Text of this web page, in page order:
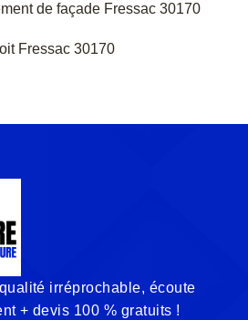
de façade Fressac 30170
Fressac 30170
irréprochable, écoute
+ devis 100 % gratuits !